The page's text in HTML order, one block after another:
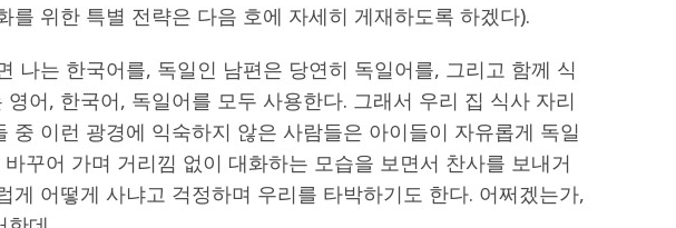
를 위한 특별 전략은 다음 호에 자세히 게재하도록 하겠다).
나는 한국어를, 독일인 남편은 당연히 독일어를, 그리고 함께 식
영어, 한국어, 독일어를 모두 사용한다. 그래서 우리 집 식사 자리
중 이런 광경에 익숙하지 않은 사람들은 아이들이 자유롭게 독일
꾸어 가며 거리낌 없이 대화하는 모습을 보면서 찬사를 보내거
게 어떻게 사냐고 걱정하며 우리를 타박하기도 한다. 어쩌겠는가,